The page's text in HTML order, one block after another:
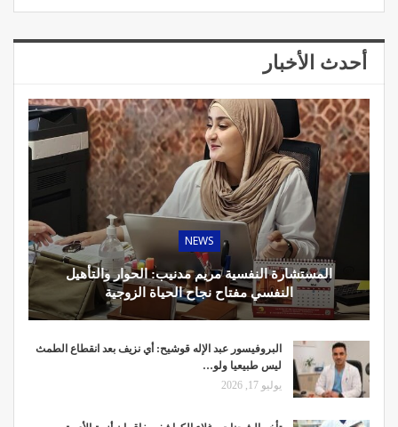
أحدث الأخبار
NEWS
المستشارة النفسية مريم مدنيب: الحوار والتأهيل
النفسي مفتاح نجاح الحياة الزوجية
البروفيسور عبد الإله قوشيح: أي نزيف بعد انقطاع الطمث
ليس طبيعيا ولو…
يوليو 17, 2026